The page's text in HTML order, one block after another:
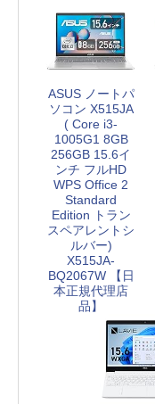
ASUS ノートパ
ソコン X515JA
( Core i3-
1005G1 8GB
256GB 15.6イ
ンチ フルHD
WPS Office 2
Standard
Edition トラン
スペアレントシ
ルバー)
X515JA-
BQ2067W 【日
本正規代理店
品】